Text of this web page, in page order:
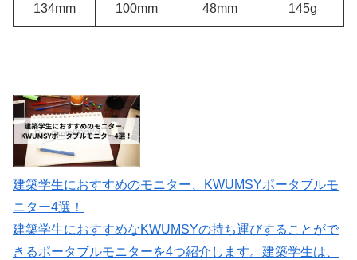
134mm 100mm 48mm 145g
建築学生におすすめのモニター、KWUMSYポータブルモ
ニター4選！
建築学生におすすめなKWUMSYの持ち運びすることがで
きるポータブルモニターを4つ紹介します。建築学生は、